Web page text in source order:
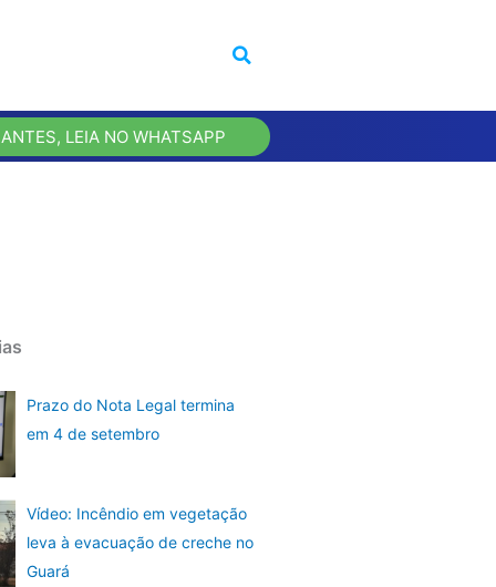
LEIA NO WHATSAPP
Prazo do Nota Legal termina
em 4 de setembro
Vídeo: Incêndio em vegetação
leva à evacuação de creche no
Guará